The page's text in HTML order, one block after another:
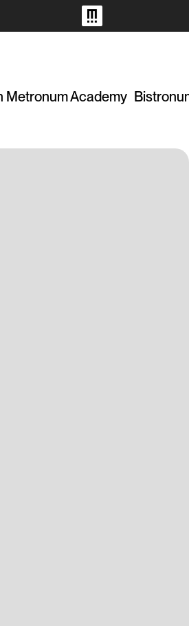
Metronum Academy